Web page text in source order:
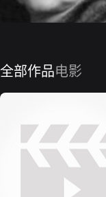
全部作品电影